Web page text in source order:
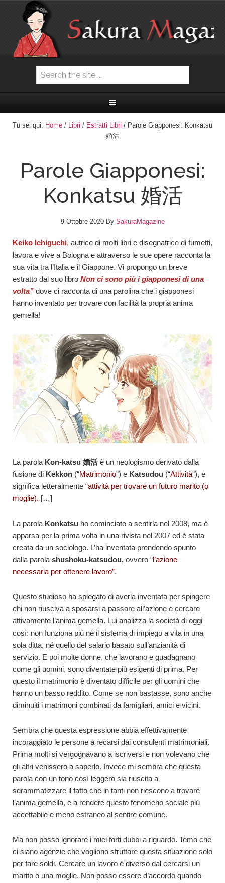
Tu sei qui: Home / Libri / Estratti Libri / Parole Giapponesi: Konkatsu
婚活
Parole Giapponesi:
Konkatsu 婚活
9 Ottobre 2020By SakuraMagazine
Keiko Ichiguchi, autrice di molti libri e disegnatrice di fumetti,
lavora e vive a Bologna e attraverso le sue opere racconta la
sua vita tra l’Italia e il Giappone. Vi propongo un breve
estratto dal suo libro Non ci sono più i giapponesi di una
volta” dove ci racconta di una parolina che i giapponesi
hanno inventato per trovare con facilità la propria anima
gemella!
La parola Kon-katsu 婚活è un neologismo derivato dalla
fusione di Kekkon (“Matrimonio”) e Katsudou (“Attività”), e
significa letteralmente “attività per trovare un futuro marito (o
moglie). […]
La parola Konkatsu ho cominciato a sentirla nel 2008, ma è
apparsa per la prima volta in una rivista nel 2007 ed è stata
creata da un sociologo. L’ha inventata prendendo spunto
dalla parola shushoku-katsudou, ovvero “l’azione
necessaria per ottenere lavoro”.
Questo studioso ha spiegato di averla inventata per spingere
chi non riusciva a sposarsi a passare all’azione e cercare
attivamente l’anima gemella. Lui analizza la società di oggi
così: non funziona più né il sistema di impiego a vita in una
sola ditta, né quello del salario basato sull’anzianità di
servizio. E poi molte donne, che lavorano e guadagnano
come gli uomini, sono diventate più esigenti di prima. Per
questo il matrimonio è diventato difficile per gli uomini che
hanno un basso reddito. Come se non bastasse, sono anche
diminuiti i matrimoni combinati da famigliari, amici e vicini.
Sembra che questa espressione abbia effettivamente
incoraggiato le persone a recarsi dai consulenti matrimoniali.
Prima molti si vergognavano a iscriversi e non volevano che
gli altri venissero a saperlo. Invece mi sembra che questa
parola con un tono così leggero sia riuscita a
sdrammatizzare il fatto che in tanti non riescono a trovare
l’anima gemella, e a rendere questo fenomeno sociale più
accettabile e meno estraneo al sentire comune.
Ma non posso ignorare i miei forti dubbi a riguardo. Temo che
ci siano agenzie che vogliono sfruttare questa situazione solo
per fare soldi. Cercare un lavoro è diverso dal cercarsi un
marito o una moglie. Non posso essere d’accordo quando